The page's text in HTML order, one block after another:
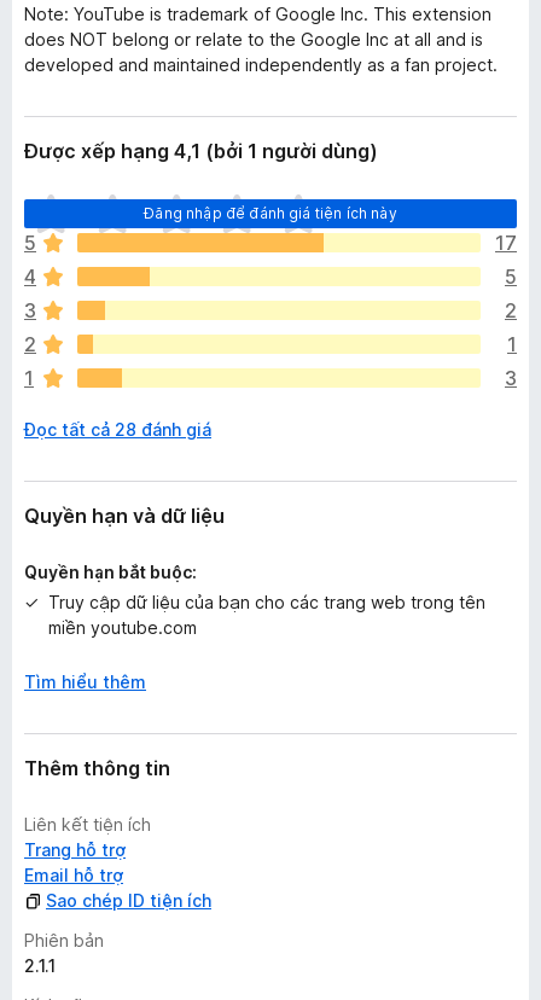
Note: YouTube is trademark of Google Inc. This extension
does NOT belong or relate to the Google Inc at all and is
developed and maintained independently as a fan project.
Được xếp hạng 4,1 (bởi 1 người dùng)
Đăng nhập để đánh giá tiện ích này
C
h
ư
a
c
ó
x
ế
h
n
g
à
o
5
17
4
5
3
2
2
1
1
3
Đọc tất cả 28 đánh giá
Quyền hạn và dữ liệu
Quyền hạn bắt buộc:
Truy cập dữ liệu của bạn cho các trang web trong tên
miền youtube.com
Tìm hiểu thêm
Thêm thông tin
Liên kết tiện ích
Trang hỗ trợ
Email hỗ trợ
Sao chép ID tiện ích
Phiên bản
2.1.1